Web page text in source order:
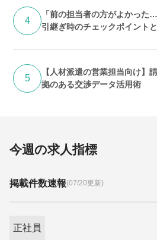
4
「前の担当者の方がよかっ
引継ぎ時のチェックポイント
5
【人材派遣の営業担当向け】
拠のある交渉データ活用術
今週の求人指標
掲載件数速報(07/20更新)
正社員